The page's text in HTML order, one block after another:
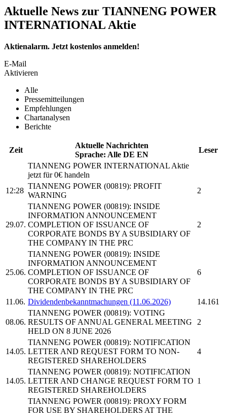
Aktuelle News zur TIANNENG POWER
INTERNATIONAL Aktie
Aktienalarm. Jetzt kostenlos anmelden!
E-Mail
Aktivieren
Alle
Pressemitteilungen
Empfehlungen
Chartanalysen
Berichte
Zeit
Aktuelle Nachrichten
Sprache: Alle DE EN
Leser
TIANNENG POWER INTERNATIONAL Aktie
jetzt für 0€ handeln
12:28
TIANNENG POWER (00819): PROFIT
WARNING
2
29.07.
TIANNENG POWER (00819): INSIDE
INFORMATION ANNOUNCEMENT
COMPLETION OF ISSUANCE OF
CORPORATE BONDS BY A SUBSIDIARY OF
THE COMPANY IN THE PRC
2
25.06.
TIANNENG POWER (00819): INSIDE
INFORMATION ANNOUNCEMENT
COMPLETION OF ISSUANCE OF
CORPORATE BONDS BY A SUBSIDIARY OF
THE COMPANY IN THE PRC
6
11.06. Dividendenbekanntmachungen (11.06.2026) 14.161
08.06.
TIANNENG POWER (00819): VOTING
RESULTS OF ANNUAL GENERAL MEETING
HELD ON 8 JUNE 2026
2
14.05.
TIANNENG POWER (00819): NOTIFICATION
LETTER AND REQUEST FORM TO NON-
REGISTERED SHAREHOLDERS
4
14.05.
TIANNENG POWER (00819): NOTIFICATION
LETTER AND CHANGE REQUEST FORM TO
REGISTERED SHAREHOLDERS
1
TIANNENG POWER (00819): PROXY FORM
FOR USE BY SHAREHOLDERS AT THE